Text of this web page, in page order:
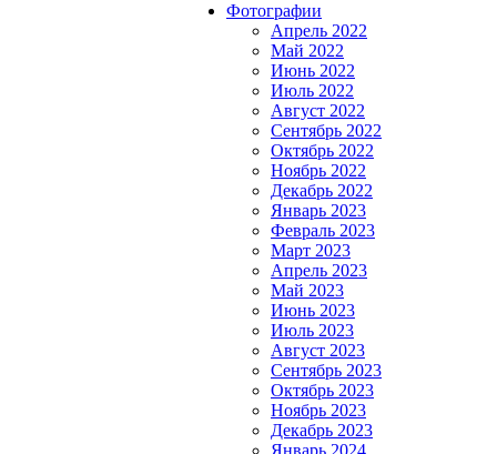
Фотографии
Апрель 2022
Май 2022
Июнь 2022
Июль 2022
Август 2022
Сентябрь 2022
Октябрь 2022
Ноябрь 2022
Декабрь 2022
Январь 2023
Февраль 2023
Март 2023
Апрель 2023
Май 2023
Июнь 2023
Июль 2023
Август 2023
Сентябрь 2023
Октябрь 2023
Ноябрь 2023
Декабрь 2023